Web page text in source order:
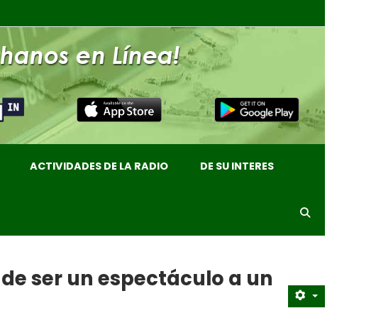
ACTIVIDADES DE LA RADIO DE SU INTERES
ser un espectáculo a un